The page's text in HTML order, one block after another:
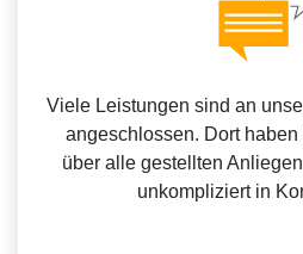
Viele Leistungen sind an
angeschlossen. Dort
über alle gestellten
unkompliziert in